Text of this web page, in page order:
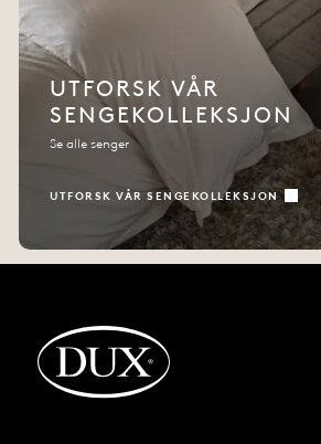
UTFORSK VÅR
SENGEKOLLEKSJON
Se alle senger
UTFORSK VÅR SENGEKOLLEKSJON